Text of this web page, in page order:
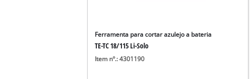
Ferramenta para cortar azulejo a bateria
TE-TC 18/115 Li-Solo
Item nº.: 4301190